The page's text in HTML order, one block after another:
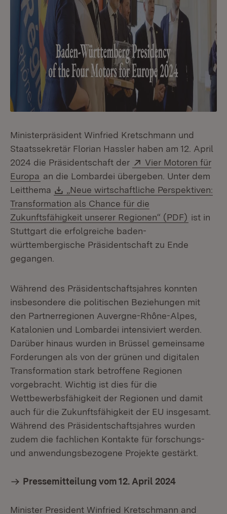
Ministerpräsident Winfried Kretschmann und
Staatssekretär Florian Hassler haben am 12. April
2024 die Präsidentschaft der
Extern:
Vier Motoren für
Europa (Öffnet in neuem Fenster)
an die Lombardei übergeben. Unter dem
Leitthema
Download:
„Neue wirtschaftliche Perspektiven:
Transformation als Chance für die
Zukunftsfähigkeit unserer Regionen“ (PDF) (Öffnet
ist in
Stuttgart die erfolgreiche baden-
württembergische Präsidentschaft zu Ende
gegangen.
Während des Präsidentschaftsjahres konnten
insbesondere die politischen Beziehungen mit
den Partnerregionen Auvergne-Rhône-Alpes,
Katalonien und Lombardei intensiviert werden.
Darüber hinaus wurden in Brüssel gemeinsame
Forderungen als von der grünen und digitalen
Transformation stark betroffene Regionen
vorgebracht. Wichtig ist dies für die
Wettbewerbsfähigkeit der Regionen und damit
auch für die Zukunftsfähigkeit der EU insgesamt.
Während des Präsidentschaftsjahres wurden
zudem die fachlichen Kontakte für forschungs-
und anwendungsbezogene Projekte gestärkt.
Pressemitteilung vom 12. April 2024
Minister President Winfried Kretschmann and